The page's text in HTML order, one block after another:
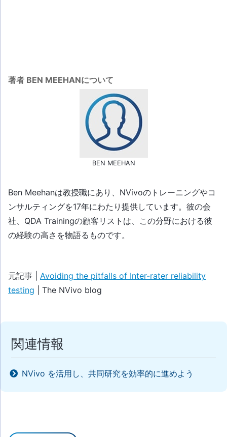
著者 BEN MEEHANについて
BEN MEEHAN
Ben Meehanは教授職にあり、NVivoのトレーニングやコ
ンサルティングを17年にわたり提供しています。彼の会
社、QDA Trainingの顧客リストは、この分野における彼
の経験の高さを物語るものです。
元記事 | Avoiding the pitfalls of Inter-rater reliability
testing | The NVivo blog
関連情報
NVivo を活用し、共同研究を効率的に進めよう